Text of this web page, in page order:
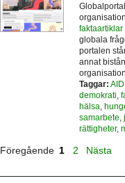
globala
portalen
annat
Taggar:
demokrati
hälsa
samarbete
rättigheter,
Föregående 1 2 Nästa